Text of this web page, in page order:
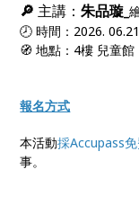
🔎 主講：朱品璇 _
🕗 時間：2026.
🧭 地點：4樓 兒童館
報名方式
本活動採Accupass
事。